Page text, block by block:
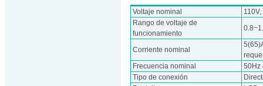
Voltaje nominal
Rango de voltaje de
funcionamiento
Corriente nominal
Frecuencia nominal
50Hz
Tipo de conexión